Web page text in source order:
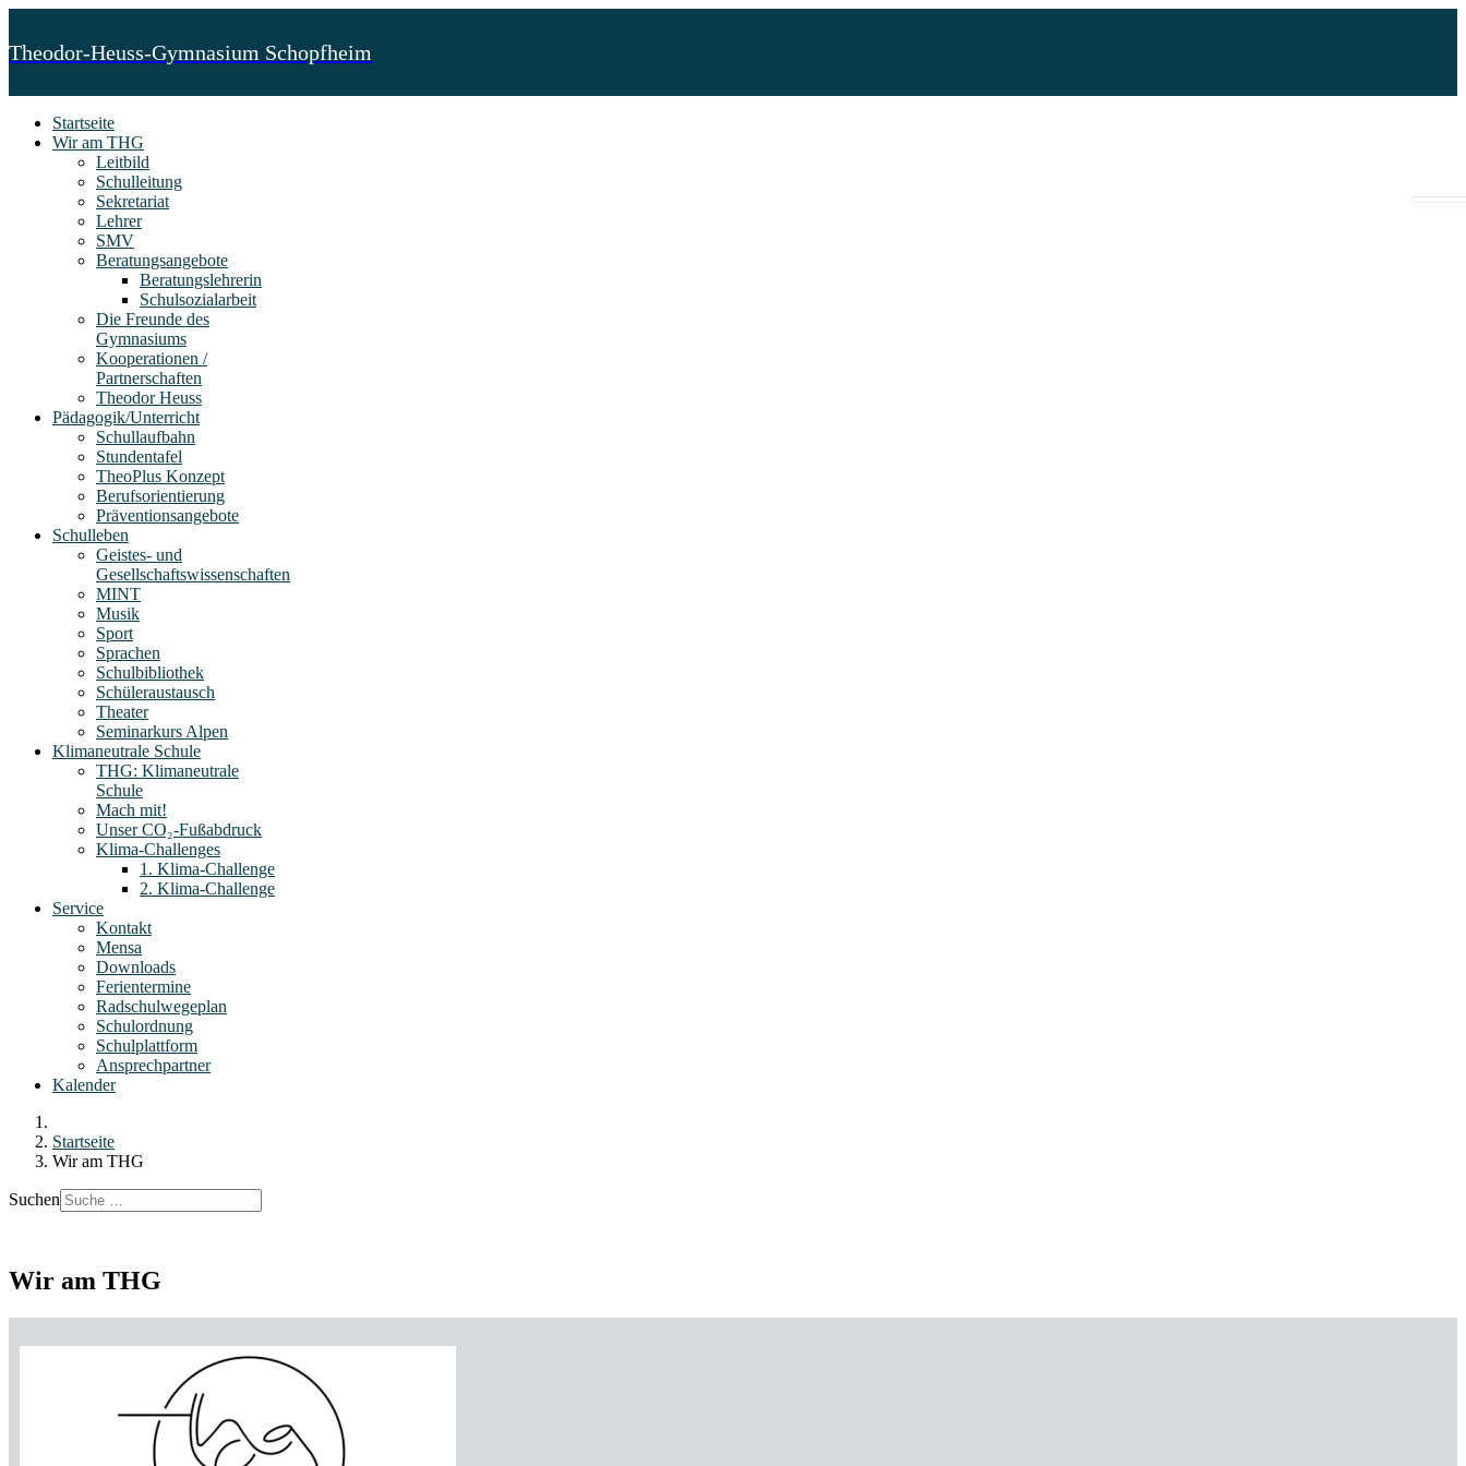
Theodor-Heuss-Gymnasium Schopfheim
Startseite
Wir am THG
Leitbild
Schulleitung
Sekretariat
Lehrer
SMV
Beratungsangebote
Beratungslehrerin
Schulsozialarbeit
Die Freunde des
Gymnasiums
Kooperationen /
Partnerschaften
Theodor Heuss
Pädagogik/Unterricht
Schullaufbahn
Stundentafel
TheoPlus Konzept
Berufsorientierung
Präventionsangebote
Schulleben
Geistes- und
Gesellschaftswissenschaften
MINT
Musik
Sport
Sprachen
Schulbibliothek
Schüleraustausch
Theater
Seminarkurs Alpen
Klimaneutrale Schule
THG: Klimaneutrale
Schule
Mach mit!
Unser CO₂-Fußabdruck
Klima-Challenges
1. Klima-Challenge
2. Klima-Challenge
Service
Kontakt
Mensa
Downloads
Ferientermine
Radschulwegeplan
Schulordnung
Schulplattform
Ansprechpartner
Kalender
Startseite
Wir am THG
Suchen
Wir am THG